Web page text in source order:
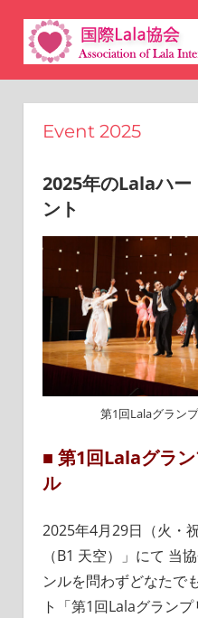
Event 2025
2025年のLalaハー
ント
第1回Lalaグラン
■ 第1回Lalaグラ
ル
2025年4月29日（火・
（B1 天空）」にて 当
ンルを問わずどなたで
ト「第1回Lalaグラン